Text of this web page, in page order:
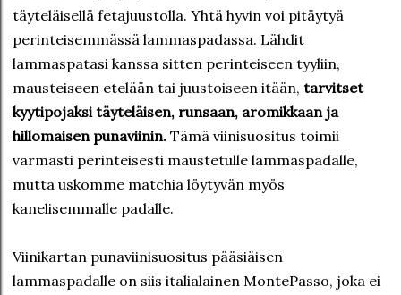
täyteläisellä fetajuustolla. Yhtä hyvin voi pitäytyä
perinteisemmässä lammaspadassa. Lähdit
lammaspatasi kanssa sitten perinteiseen tyyliin,
mausteiseen etelään tai juustoiseen itään, tarvitset
kyytipojaksi täyteläisen, runsaan, aromikkaan ja
hillomaisen punaviinin. Tämä viinisuositus toimii
varmasti perinteisesti maustetulle lammaspadalle,
mutta uskomme matchia löytyvän myös
kanelisemmalle padalle.
Viinikartan punaviinisuositus pääsiäisen
lammaspadalle on siis italialainen MontePasso, joka ei